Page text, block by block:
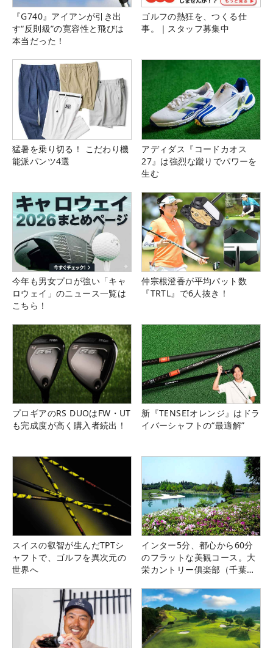
『G740』アイアンが引き出
す“反則級”の寛容性と飛びは
本当だった！
ゴルフの熱狂を、つくる仕
事。｜スタッフ募集中
猛暑を乗り切る！ こだわり機
能派パンツ4選
アディダス『コードカオス
27』は強烈な蹴りでパワーを
生む
今年も男女プロが強い「キャ
ロウェイ」のニュース一覧は
こちら！
仲宗根澄香が平均パット数
『TRTL』で6人抜き！
プロギアのRS DUOはFW・UT
も完成度が高く購入者続出！
新『TENSEIオレンジ』はドラ
イバーシャフトの“最適解”
スイスの叡智が生んだTPTシ
ャフトで、ゴルフを異次元の
世界へ
インター5分、都心から60分
のフラットな美観コース。大
栄カントリー俱楽部（千葉